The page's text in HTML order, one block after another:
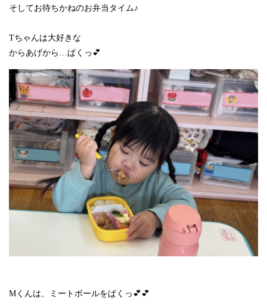
そしてお待ちかねのお弁当タイム♪
Tちゃんは大好きな
からあげから…ぱくっ💕
Mくんは、ミートボールをぱくっ💕💕